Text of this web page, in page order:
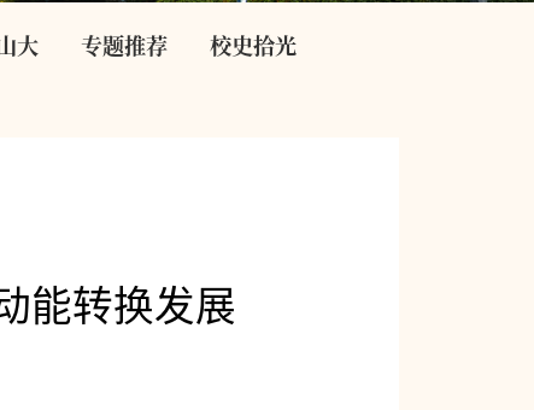
大 专题推荐 校史拾光
能转换发展